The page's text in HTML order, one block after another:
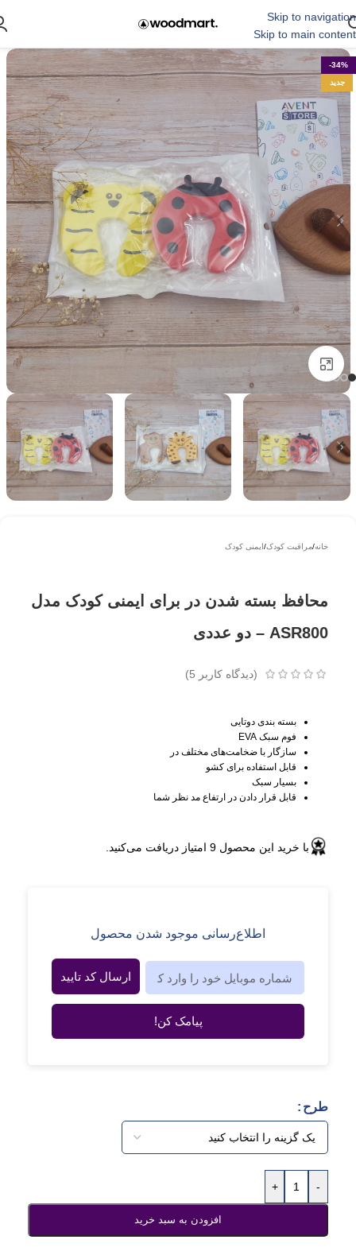
Skip to navigation
Skip to main content
-34%
جدید
بزرگتر ببینید
خانه/مراقبت کودک/ایمنی کودک
محافظ بسته شدن در برای ایمنی کودک مدل
ASR800 – دو عددی
(دیدگاه کاربر 5
)
بسته بندی دوتایی
فوم سبک EVA
سازگار با ضخامت‌های مختلف در
قابل استفاده برای کشو
بسیار سبک
قابل قرار دادن در ارتفاع مد نظر شما
با خرید این محصول 9 امتیاز دریافت می‌کنید.
اطلاع‌رسانی موجود شدن محصول
ارسال کد تایید
پیامک کن!
طرح
-
+
افزودن به سبد خرید